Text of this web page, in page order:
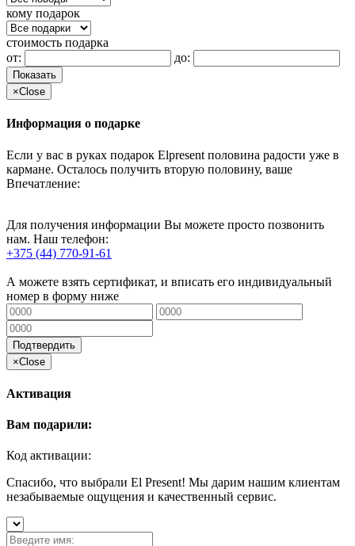
кому подарок
стоимость подарка
от:
до:
Показать
×Close
Информация о подарке
Если у вас в руках подарок Elpresent половина радости уже в
кармане. Осталось получить вторую половину, ваше
Впечатление:
Для получения информации Вы можете просто позвонить
нам. Наш телефон:
+375 (44) 770-91-61
А можете взять сертификат, и вписать его индивидуальный
номер в форму ниже
Подтвердить
×Close
Активация
Вам подарили:
Код активации:
Спасибо, что выбрали El Present! Мы дарим нашим клиентам
незабываемые ощущения и качественный сервис.